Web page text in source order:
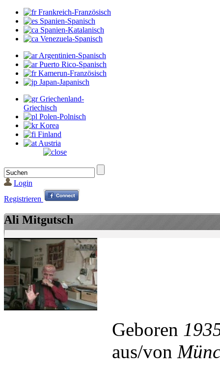
Frankreich-Französisch
Spanien-Spanisch
Spanien-Katalanisch
Venezuela-Spanisch
Argentinien-Spanisch
Puerto Rico-Spanisch
Kamerun-Französisch
Japan-Japanisch
Griechenland-
Griechisch
Polen-Polnisch
Korea
Finland
Austria
Login
Registrieren
Ali Mitgutsch
Geboren
aus/von